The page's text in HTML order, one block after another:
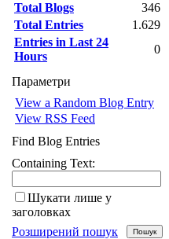
Total Blogs
346
Total Entries
1.629
Entries in Last 24
Hours
0
Параметри
View a Random Blog Entry
View RSS Feed
Find Blog Entries
Containing Text:
Шукати лише у
заголовках
Розширений пошук